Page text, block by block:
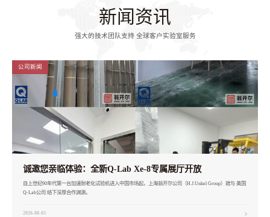
新闻资讯
强大的技术团队支持 全球客户实验室服务
公司新闻
诚邀您亲临体验：全新Q-Lab Xe-8专属展厅开放
自上世纪90年代第一台加速耐老化试验机进入中国市场起，上海翁开尔公司（H.J.Unkel Group）就与 美国
Q-Lab公司 结下深厚合作渊源。
2026-08-03